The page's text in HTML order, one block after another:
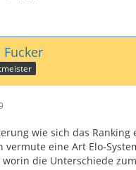
Fucker
wie sich das Ranking
eine Art Elo-
die Unterschiede